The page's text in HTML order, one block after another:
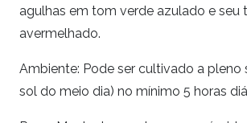
agulhas em tom verde azulado e seu
avermelhado.
Ambiente: Pode ser cultivado a pleno
sol do meio dia) no mínimo 5 horas